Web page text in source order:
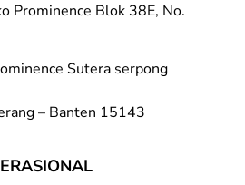
Prominence Blok 38E, No.
Sutera serpong
– Banten 15143